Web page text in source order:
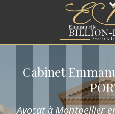
Cabinet
Avocat à Montpellier